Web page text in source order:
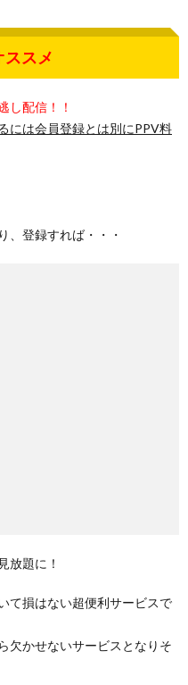
スメ
し配信！！
には会員登録とは別にPPV料
、登録すれば・・・
放題に！
て損はない超便利サービスで
欠かせないサービスとなりそ